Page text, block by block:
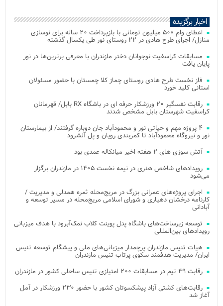
اخبار برگزیده
اعطای وام ۵۰۰ میلیون تومانی با بازپرداخت ۲۰ ساله برای نوسازی
منازل/ اجرای طرح هادی در ۲۲ روستای نور طی یکسال گذشته
مسابقات کراسفیت نوجوانان دختر مازندران با معرفی برترین‌ها در نور
پایان یافت
فاز نخست طرح هادی روستای چماز کلا چمستان با حضور مسئولان
استانی کلید خورد
رقابت نفسگیر ۲۰ ورزشکار حرفه ای در باشگاه RX بابل/ قهرمانان
کراسفیت شهرستان بابل مشخص شدند
۴ پروژه مهم و حیاتی نور و محمودآباد جان دوباره گرفتند/ از بیمارستان
نور و نیروگاه محمودآباد تا کمربندی رویان و پل آلشرود
آتش‌ سوزی‌ های ۲ هفته اخیر میانکاله عمدی بود
رویدادهای شاخص هنری در نیمه نخست ۱۴۰۵ در مازندران برگزار
می‌شود
اجرای پروژه‌های عمرانی بزرگ در مریج‌محله ثمره همدلی و مدیریت /
کارنامه درخشان دهیاری و شورای اسلامی مریج‌محله در مسیر توسعه و
آبادانی
توسعه زیرساخت‌های باشگاه پدل پوینت کلاب نمک‌آبرود با هدف میزبانی
رویدادهای بین‌المللی
هیات تنیس مازندران پرچمدار میزبانی‌های ملی و پیشگام توسعه تنیس
ایران/ مدیریت هدفمند سکوی پرتاب تنیس مازندران
رقابت ۴۹ تیم در مسابقات ۲۰۰ امتیازی تنیس ساحلی کشور در مازندران
رقابت‌های کشتی آزاد پیشکسوتان کشور با حضور ۲۳۰ ورزشکار در آمل
آغاز شد